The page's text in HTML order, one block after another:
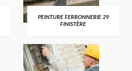
PEINTURE FERRONNERIE 29
FINISTÈRE